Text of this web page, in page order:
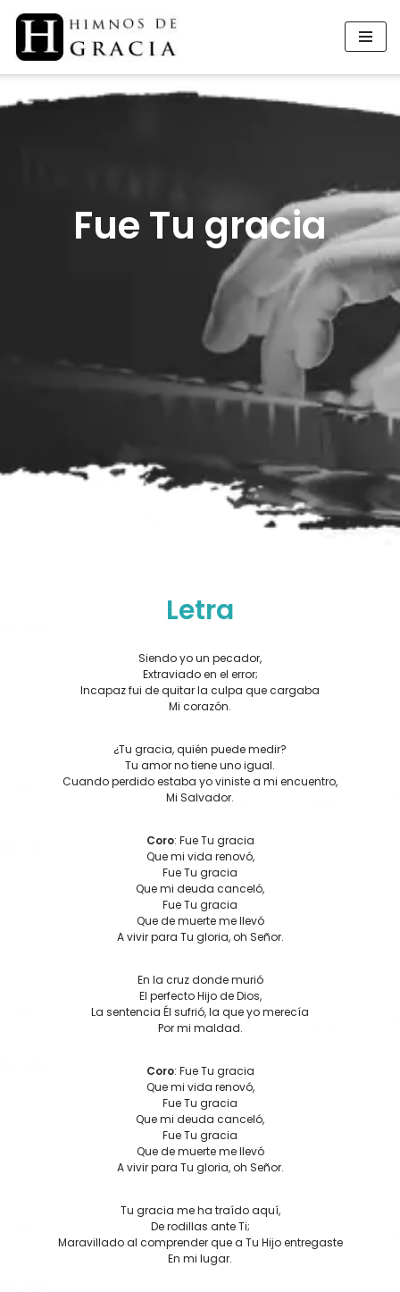
Saltar
contenido
Fue Tu gracia
Letra
Siendo yo un pecador,
Extraviado en el error;
Incapaz fui de quitar la culpa que cargaba
Mi corazón.
¿Tu gracia, quién puede medir?
Tu amor no tiene uno igual.
Cuando perdido estaba yo viniste a mi encuentro,
Mi Salvador.
Coro: Fue Tu gracia
Que mi vida renovó,
Fue Tu gracia
Que mi deuda canceló,
Fue Tu gracia
Que de muerte me llevó
A vivir para Tu gloria, oh Señor.
En la cruz donde murió
El perfecto Hijo de Dios,
La sentencia Él sufrió, la que yo merecía
Por mi maldad.
Coro: Fue Tu gracia
Que mi vida renovó,
Fue Tu gracia
Que mi deuda canceló,
Fue Tu gracia
Que de muerte me llevó
A vivir para Tu gloria, oh Señor.
Tu gracia me ha traído aquí,
De rodillas ante Ti;
Maravillado al comprender que a Tu Hijo entregaste
En mi lugar.